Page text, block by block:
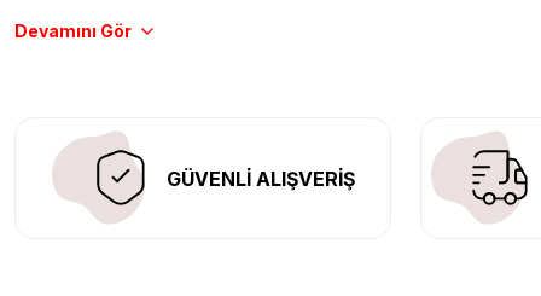
Tüm ürünlerimiz orijinal, dayanıklı ve uzun ömürlüdür.
GÜVENLİ ALIŞVERİŞ